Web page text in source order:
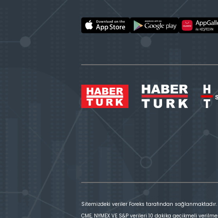
Sitemizdeki veriler Foreks tarafından sağlanmaktadır.
CME, NYMEX VE S&P verileri 10 dakika gecikmeli